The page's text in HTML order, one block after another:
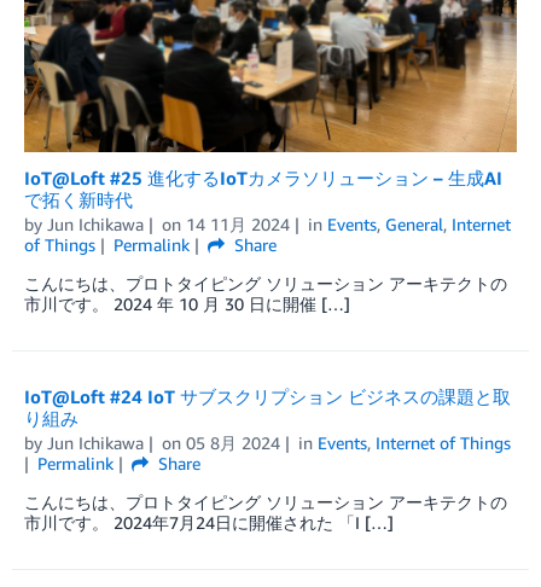
IoT@Loft #25 進化するIoTカメラソリューション – 生成AI
で拓く新時代
by Jun Ichikawa on 14 11月 2024 in Events, General, Internet
of Things
Permalink
Share
こんにちは、プロトタイピング ソリューション アーキテクトの
市川です。 2024 年 10 月 30 日に開催 […]
IoT@Loft #24 IoT サブスクリプション ビジネスの課題と取
り組み
by Jun Ichikawa on 05 8月 2024 in Events, Internet of Things
Permalink
Share
こんにちは、プロトタイピング ソリューション アーキテクトの
市川です。 2024年7月24日に開催された 「I […]